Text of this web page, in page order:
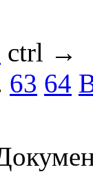
ctrl →
63 64